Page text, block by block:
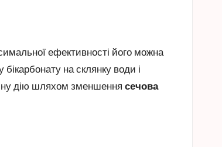
ефективності його можна
на склянку води і
дію шляхом зменшення сечова